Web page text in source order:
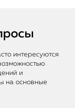
интересуются
и
на основные